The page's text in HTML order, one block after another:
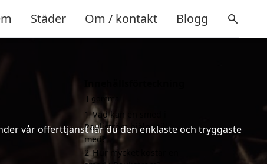
Städer Om / kontakt Blogg
vår offerttjänst får du den enklaste och tryggaste
gömma
1 Vad kan en smed i
Pauliström hjälpa till
med?
2 Hur mycket kostar en